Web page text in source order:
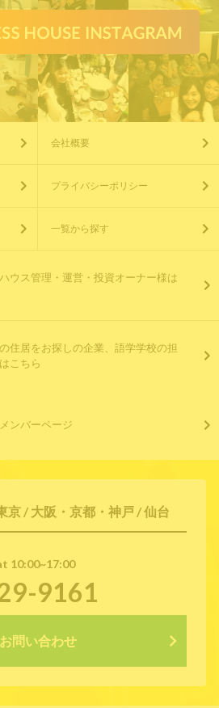
京 / 大阪・京都・神戸 / 仙台
10:00~17:00
9161
お問い合わせ
会社概要
プライバシーポリシー
一覧から探す
ウス管理・運営・投資オーナー様は
住居をお探しの企業、語学学校の担
こちら
ンバーページ